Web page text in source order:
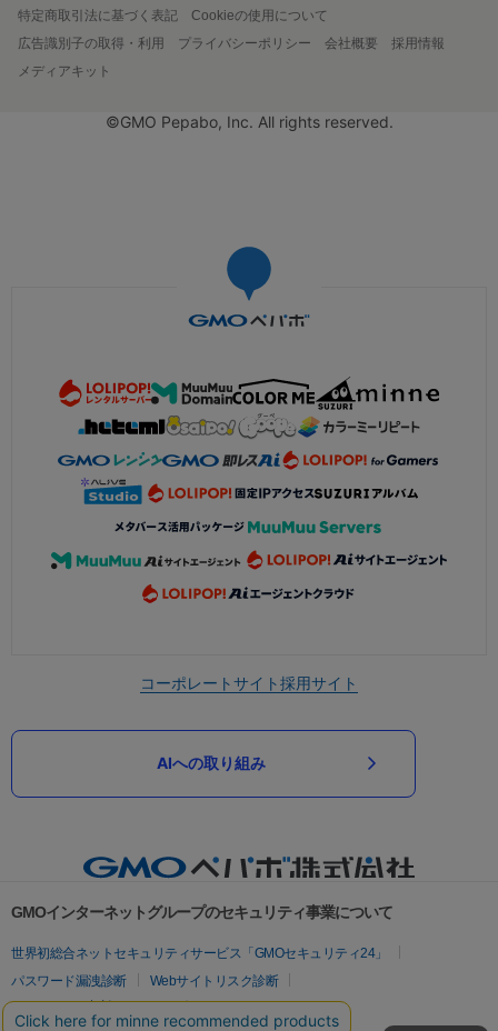
特定商取引法に基づく表記
Cookieの使用について
広告識別子の取得・利用
プライバシーポリシー 会社概要
採用情報
メディアキット
©GMO Pepabo, Inc. All rights reserved.
コーポレートサイト採用サイト
AIへの取り組み
GMOインターネットグループのセキュリティ事業について
世界初総合ネットセキュリティサービス「GMOセキュリティ24」
パスワード漏洩診断
Webサイトリスク診断
セキュリティ相談AIチャットボット